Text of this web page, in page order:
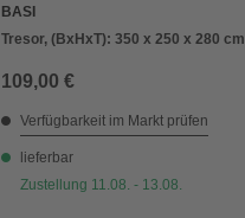
BASI
Tresor, (BxHxT): 350 x 250 x 280 cm
109,00 €
Verfügbarkeit im Markt prüfen
lieferbar
Zustellung 11.08. - 13.08.